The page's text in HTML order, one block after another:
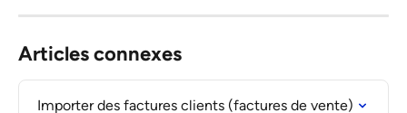
Articles connexes
Importer des factures clients (factures de vente)